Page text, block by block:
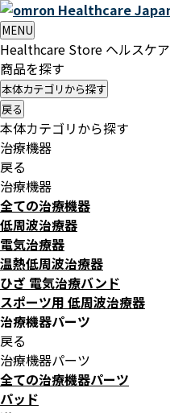
Healthcare
MENU
Healthcare Store ヘルスケ
商品を探す
本体カテゴリから探す
戻る
本体カテゴリから探す
治療機器
戻る
治療機器
全ての治療機器
低周波治療器
電気治療器
温熱低周波治療器
ひざ 電気治療バンド
スポーツ用 低周波治療器
治療機器パーツ
戻る
治療機器パーツ
全ての治療機器パーツ
パッド